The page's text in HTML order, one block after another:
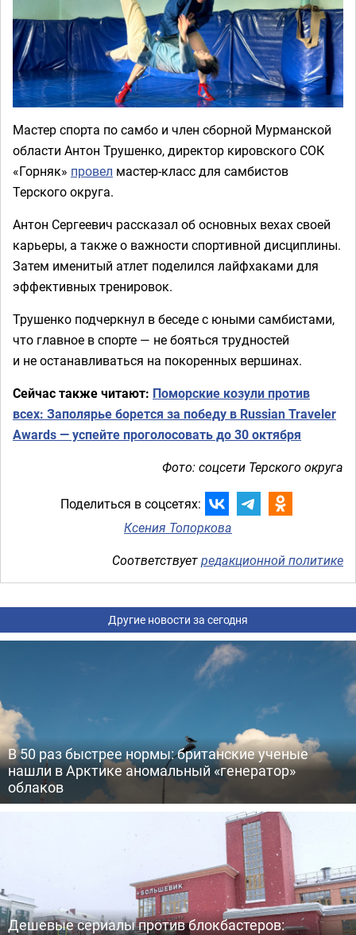
Мастер спорта по самбо и член сборной Мурманской
области Антон Трушенко, директор кировского СОК
«Горняк» провел мастер-класс для самбистов
Терского округа.
Антон Сергеевич рассказал об основных вехах своей
карьеры, а также о важности спортивной дисциплины.
Затем именитый атлет поделился лайфхаками для
эффективных тренировок.
Трушенко подчеркнул в беседе с юными самбистами,
что главное в спорте — не бояться трудностей
и не останавливаться на покоренных вершинах.
Сейчас также читают: Поморские козули против
всех: Заполярье борется за победу в Russian Traveler
Awards — успейте проголосовать до 30 октября
Фото: соцсети Терского округа
Поделиться в соцсетях:
Ксения Топоркова
Соответствуетредакционной политике
Другие новости за сегодня
В 50 раз быстрее нормы: британские ученые
нашли в Арктике аномальный «генератор»
облаков
Дешевые сериалы против блокбастеров: